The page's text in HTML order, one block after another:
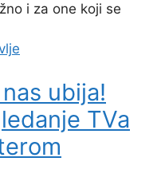
i za one koji se
ubija!
TVa